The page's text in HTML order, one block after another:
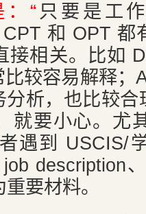
“ 只要是工
和 OPT 都
接相关。比如
较容易解释；
析，也比较
就要小心。尤
遇到 USCIS/
description
要材料。